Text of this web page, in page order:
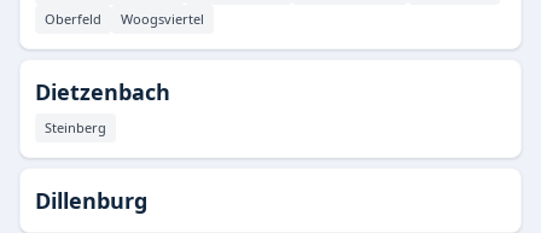
Oberfeld
Woogsviertel
Dietzenbach
Steinberg
Dillenburg